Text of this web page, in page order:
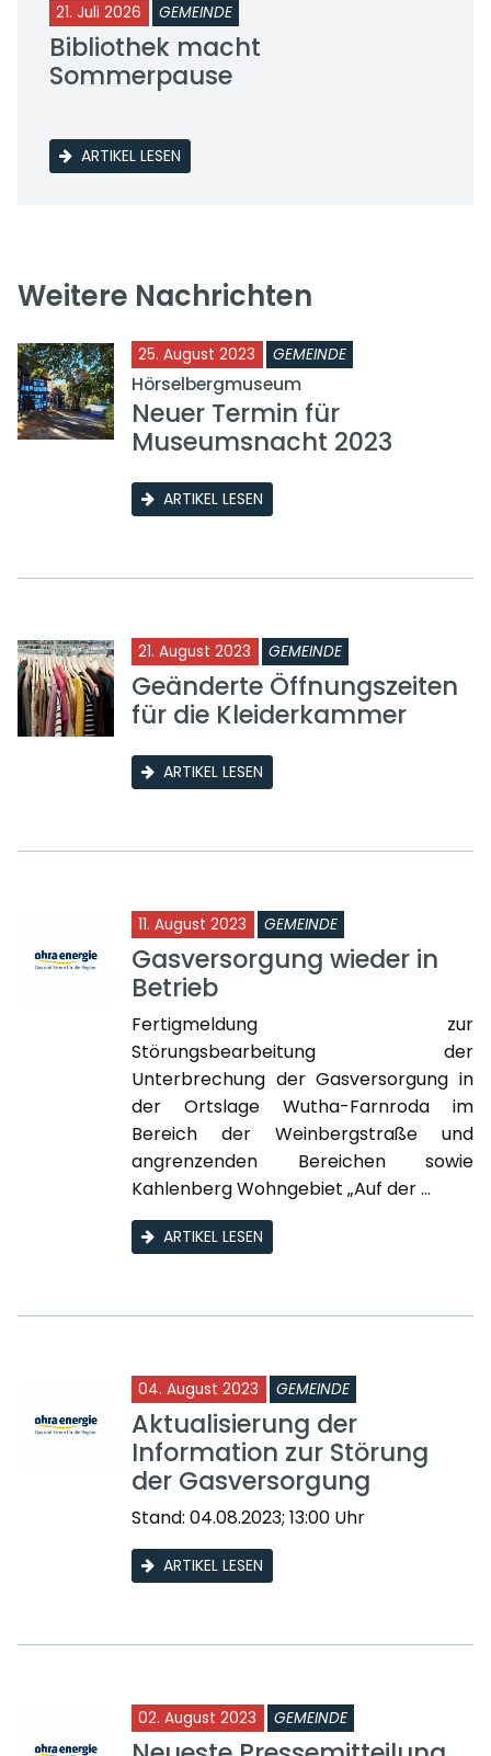
21. Juli 2026 GEMEINDE
Bibliothek macht
Sommerpause
ARTIKEL LESEN
Weitere Nachrichten
25. August 2023 GEMEINDE
Hörselbergmuseum
Neuer Termin für
Museumsnacht 2023
ARTIKEL LESEN
21. August 2023 GEMEINDE
Geänderte Öffnungszeiten
für die Kleiderkammer
ARTIKEL LESEN
11. August 2023 GEMEINDE
Gasversorgung wieder in
Betrieb
Fertigmeldung zur
Störungsbearbeitung der
Unterbrechung der Gasversorgung in
der Ortslage Wutha-Farnroda im
Bereich der Weinbergstraße und
angrenzenden Bereichen sowie
Kahlenberg Wohngebiet „Auf der ...
ARTIKEL LESEN
04. August 2023 GEMEINDE
Aktualisierung der
Information zur Störung
der Gasversorgung
Stand: 04.08.2023; 13:00 Uhr
ARTIKEL LESEN
02. August 2023 GEMEINDE